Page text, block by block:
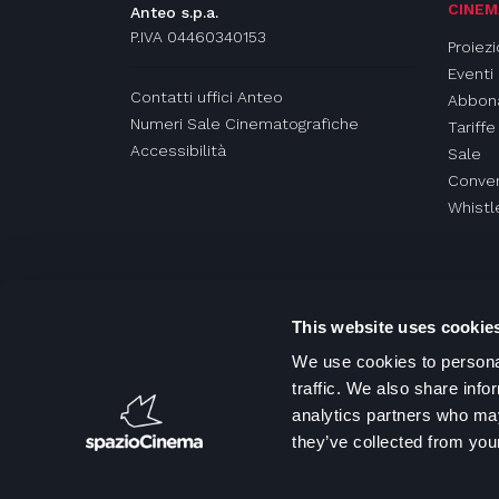
This website uses
We use cookies to
traffic. We also share
analytics partners who
they’ve collected from
Anteo s.p.a.
P.IVA 04460340153
Contatti uffici Anteo
Numeri Sale Cinematografiche
Accessibilità
Eventi
Tariffe
Sale